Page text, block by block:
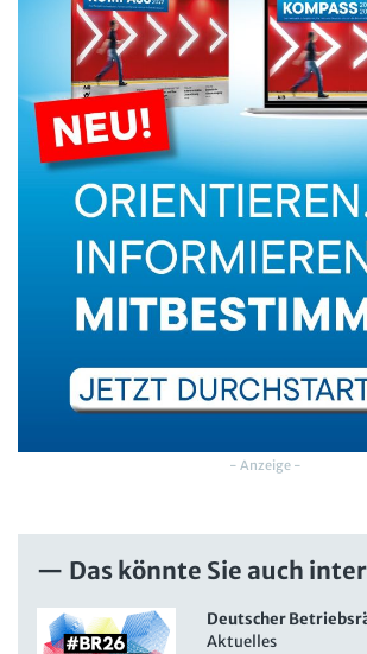
- Anzeige -
Das könnte Sie auch
Deutscher
Aktuelles